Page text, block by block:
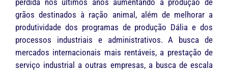
perdida nos últimos anos aumentando a produção de
grãos destinados à ração animal, além de melhorar a
produtividade dos programas de produção Dália e dos
processos industriais e administrativos. A busca de
mercados internacionais mais rentáveis, a prestação de
serviço industrial a outras empresas, a busca de escala